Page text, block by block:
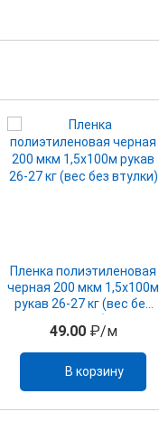
Пленка полиэтиленовая
черная 200 мкм 1,5х100м
рукав 26-27 кг (вес без
49.00₽/м
В корзину